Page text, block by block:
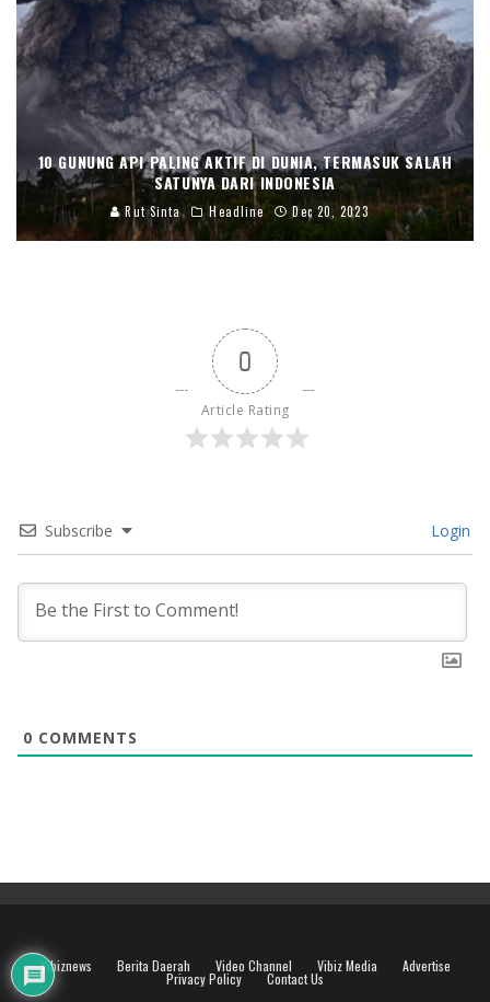
10 GUNUNG API PALING AKTIF DI DUNIA, TERMASUK SALAH
SATUNYA DARI INDONESIA
Rut Sinta Headline Dec 20, 2023
0
Article Rating
Subscribe Login
0 COMMENTS
Vibiznews Berita Daerah Video Channel Vibiz Media Advertise
Privacy Policy Contact Us